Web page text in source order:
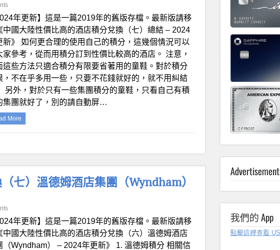
年更新】這是一篇2019年的舊版存檔。最新版請移
中國大陸性價比高的酒店積分兌換（七）總結 – 2024
新》 如何更合理的使用自己的積分，這幾個情況可以
家參考，從而用積分訂到性價比較高的酒店。 注意，
這些方法只適合積分有限要省著用的童鞋。對於積分
，不在乎多用一些，只要不花錢就好的，就不用糾結
另外，對於只有一些集團積分的童鞋，只看自己有積
集團就好了，別的請自動屏…
More
七）溫德姆酒店集團（Wyndham）
年更新】這是一篇2019年的舊版存檔。最新版請移
中國大陸性價比高的酒店積分兌換（六）溫德姆酒店
（Wyndham） – 2024年更新》 1. 溫德姆積分 相關信
我們的 App
點擊這裡查看